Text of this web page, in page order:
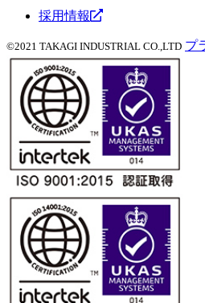
採用情報
©2021 TAKAGI INDUSTRIAL CO.,LTD プ